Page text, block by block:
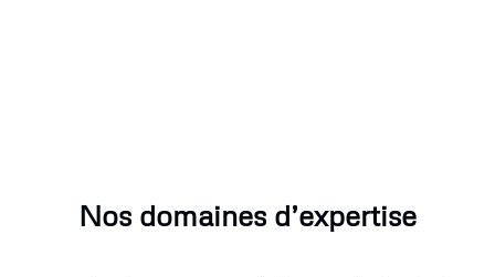
Nos domaines d’expertise